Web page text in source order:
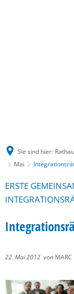
Sie sind hier:
Mai
ERSTE
22. Mai 2012 von MARC